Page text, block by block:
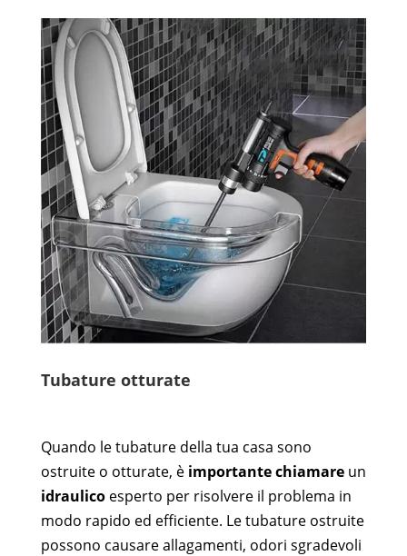
Tubature otturate
Quando le tubature della tua casa sono
ostruite o otturate, è importante chiamare un
idraulico esperto per risolvere il problema in
modo rapido ed efficiente. Le tubature ostruite
possono causare allagamenti, odori sgradevoli